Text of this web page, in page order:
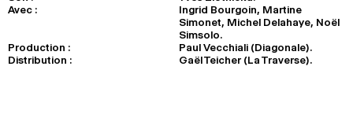
Avec :
Ingrid Bourgoin, Martine
Simonet, Michel Delahaye, Noël
Simsolo.
Production :
Paul Vecchiali (Diagonale).
Distribution :
Gaël Teicher (La Traverse).